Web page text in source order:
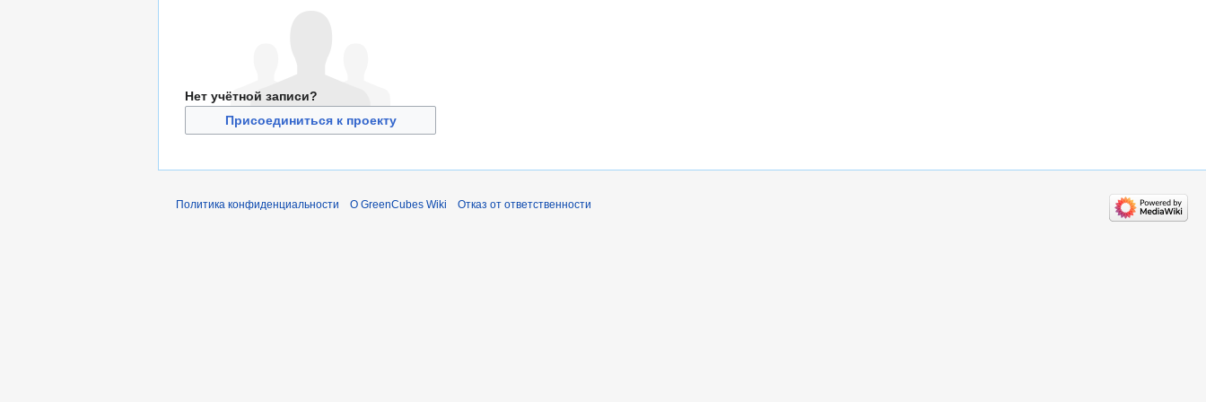
Нет учётной записи?
Присоединиться к проекту
Политика конфиденциальности О GreenCubes Wiki Отказ от ответственности